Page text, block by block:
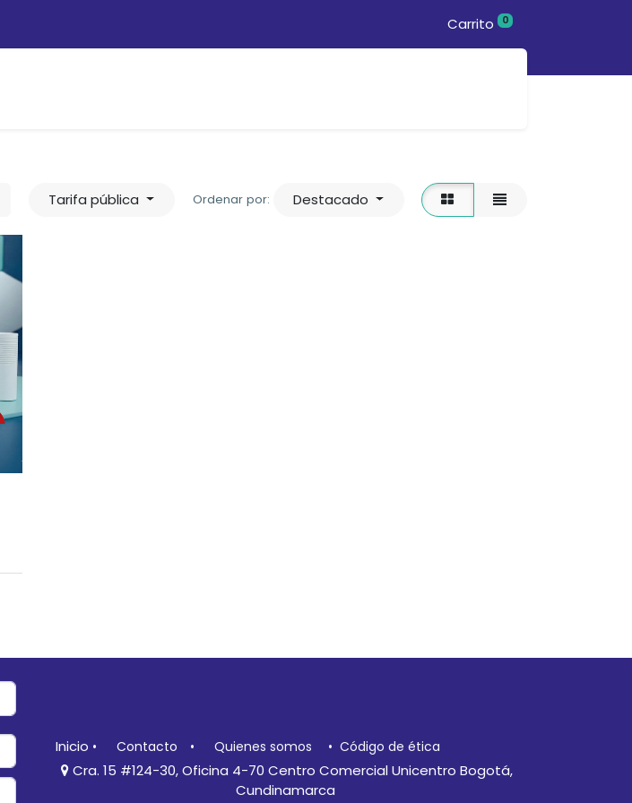
Carrito 0
Tarifa pública Ordenar por: Destacado
Inicio • Contacto • Quienes somos • Código de ética
Cra. 15 #124-30, Oficina 4-70 Centro Comercial Unicentro Bogotá,
Cundinamarca